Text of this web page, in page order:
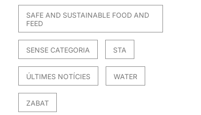
SAFE AND SUSTAINABLE FOOD AND
FEED
SENSE CATEGORIA STA
ÚLTIMES NOTÍCIES WATER
ZABAT